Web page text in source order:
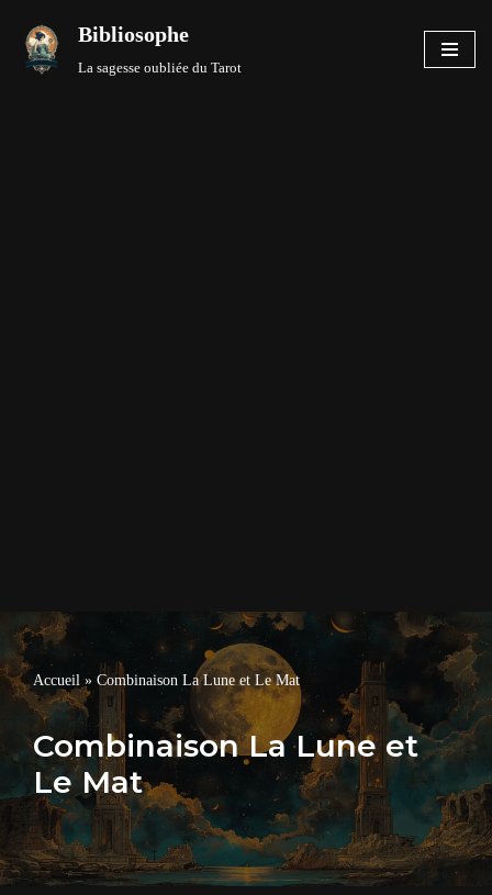
Aller
Bibliosophe
La sagesse oubliée du Tarot
Accueil » Combinaison La Lune et Le Mat
Combinaison La Lune et
Le Mat